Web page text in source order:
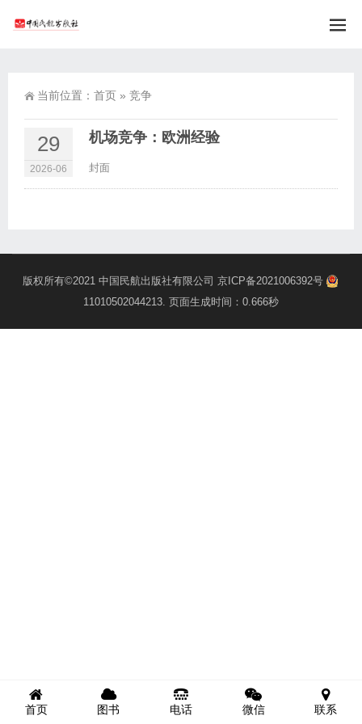
当前位置： 首页 » 竞争
29
2026-06
机场竞争：欧洲经验
封面
版权所有©2021 中国民航出版社有限公司 京ICP备2021006392号
11010502044213. 页面生成时间：0.666秒
首页 图书 电话 微信 联系